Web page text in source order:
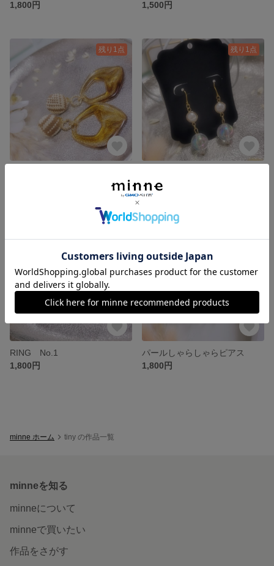
1,800円 1,500円
残り1点 残り1点
1,500円
RING No.1
1,800円
パールしゃらしゃらピアス
1,800円
minne ホーム tiny の作品一覧
minneを知る
minneについて
minneで買いたい
作品をさがす